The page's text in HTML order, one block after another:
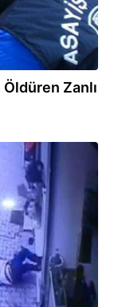
Öldüren Zanlı